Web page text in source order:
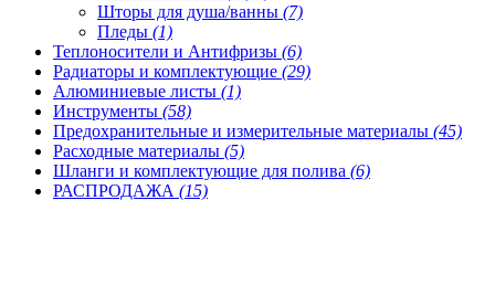
Шторы для душа/ванны (7)
Пледы (1)
Теплоносители и Антифризы (6)
Радиаторы и комплектующие (29)
Алюминиевые листы (1)
Инструменты (58)
Предохранительные и измерительные материалы (45)
Расходные материалы (5)
Шланги и комплектующие для полива (6)
РАСПРОДАЖА (15)